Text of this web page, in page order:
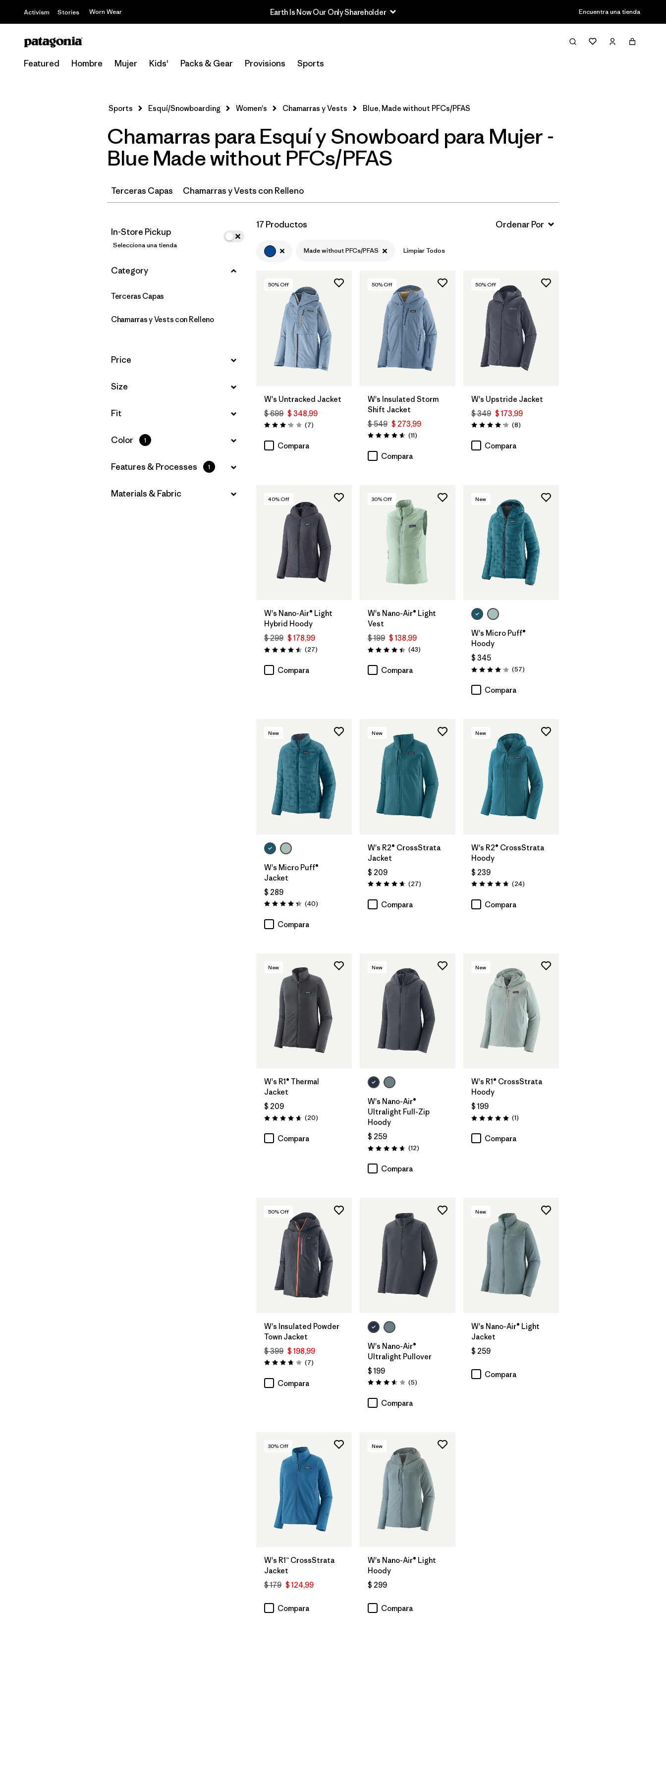
Activism Stories Worn Wear Earth Is Now Our Only Shareholder Encuentra una tienda
Featured Hombre Mujer Kids' Packs & Gear Provisions Sports
Filter & Sort
Selecciona una tienda
Filtrar por
Price
Filtrar por
Size
Filtrar por
Fit
Filtrar por
Color 1
Filtrar por
Features & Processes
Filtrar por
Materials & Fabric
Sports Esquí/Snowboarding Women's Chamarras y Vests Blue, Made without PFCs/PFAS
Chamarras para Esquí y Snowboard para Mujer -
Blue Made without PFCs/PFAS
Terceras Capas Chamarras y Vests con Relleno
In-Store Pickup
Selecciona una tienda
Filtrar por
Category
Terceras Capas
Chamarras y Vests con Relleno
Filtrar por
Price
Filtrar por
Size
Filtrar por
Fit
Filtrar por
Color 1
Filtrar por
Features & Processes 1
Filtrar por
Materials & Fabric
17 Productos
Made without PFCs/PFAS Limpiar Todos
50% Off
W's Untracked Jacket
$ 699 $ 348,99
Valoración: 3.1 / 5
(7Comentarios
)
Compara
50% Off
W's Insulated Storm
Shift Jacket
$ 549 $ 273,99
Valoración: 4.5 / 5
(11Comentarios
)
Compara
50% Off
W's Upstride Jacket
$ 349 $ 173,99
Valoración: 4.1 / 5
(8Comentarios
)
Compara
40% Off
W's Nano-Air® Light
Hybrid Hoody
$ 299 $ 178,99
Valoración: 4.5 / 5
(27Comentarios
)
Compara
30% Off
W's Nano-Air® Light
Vest
$ 199 $ 138,99
Valoración: 4.4 / 5
(43Comentarios
)
Compara
New
W's Micro Puff®
Hoody
$ 345
Valoración: 4.1 / 5
(57Comentarios
)
Compara
New
W's Micro Puff®
Jacket
$ 289
Valoración: 4.4 / 5
(40Comentarios
)
Compara
New
W's R2® CrossStrata
Jacket
$ 209
Valoración: 4.7 / 5
(27Comentarios
)
Compara
New
W's R2® CrossStrata
Hoody
$ 239
Valoración: 4.8 / 5
(24Comentarios
)
Compara
New
W's R1® Thermal
Jacket
$ 209
Valoración: 4.7 / 5
(20Comentarios
)
Compara
New
W's Nano-Air®
Ultralight Full-Zip
Hoody
$ 259
Valoración: 4.7 / 5
(12Comentarios
)
Compara
New
W's R1® CrossStrata
Hoody
$ 199
Valoración: 5.0 / 5
(1Comentarios
)
Compara
50% Off
W's Insulated Powder
Town Jacket
$ 399 $ 198,99
Valoración: 3.7 / 5
(7Comentarios
)
Compara
W's Nano-Air®
Ultralight Pullover
$ 199
Valoración: 3.6 / 5
(5Comentarios
)
Compara
New
W's Nano-Air® Light
Jacket
$ 259
Compara
30% Off
W's R1™ CrossStrata
Jacket
$ 179 $ 124,99
Compara
New
W's Nano-Air® Light
Hoody
$ 299
Compara